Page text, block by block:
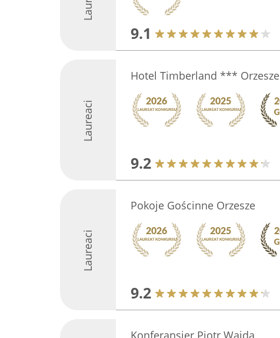
9.1
Laureaci
Hotel Timberland *** Orzesze
9.2
Laureaci
Pokoje Gościnne Orzesze
9.2
Konferansjer Piotr Wajda